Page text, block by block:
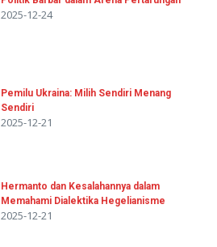
2025-12-24
Pemilu Ukraina: Milih Sendiri Menang
Sendiri
2025-12-21
Hermanto dan Kesalahannya dalam
Memahami Dialektika Hegelianisme
2025-12-21